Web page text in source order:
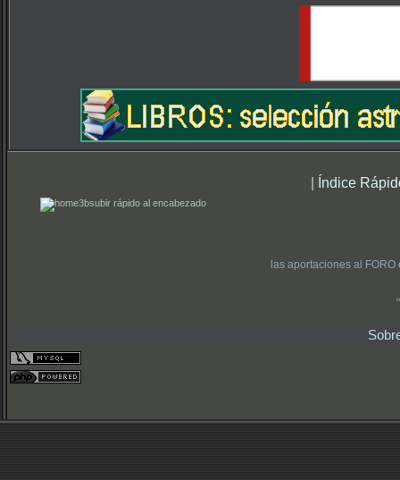
| Índice
subir rápido al encabezado
las aportaciones al